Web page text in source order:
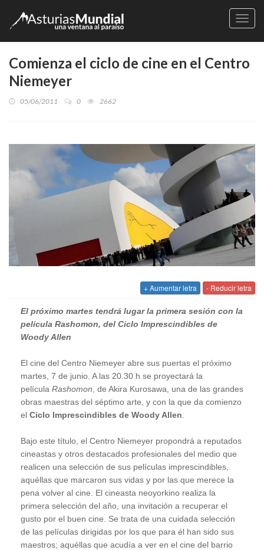
Comienza el ciclo de cine en el Centro
Niemeyer
05/06/2011 0 2662
+ Aumentar letra - Reducir letra
El próximo martes tendrá lugar la primera sesión con la
película Rashomon, del Ciclo Imprescindibles de
Woody Allen
El cine del Centro Niemeyer abre sus puertas el próximo
martes, 7 de junio. A las 20.30 h se proyectará la
película Rashomon , de Akira Kurosawa, una de las grandes
obras maestras del séptimo arte, y con la que da comienzo
el Ciclo Imprescindibles de Woody Allen
Bajo este título, el Centro Niemeyer propondrá a reputados
cineastas y otros destacados profesionales del medio que
realicen una selección de sus películas imprescindibles,
aquéllas que marcaron sus vidas y por las que merece la
pena volver al cine. El cineasta neoyorkino realiza la
primera selección del año, una invitación a recuperar el
gusto por el buen cine. Se trata de una cuidada selección
de las películas dirigidas por los que para él han sido sus
maestros; aquéllas que acudía a ver en el cine del barrio